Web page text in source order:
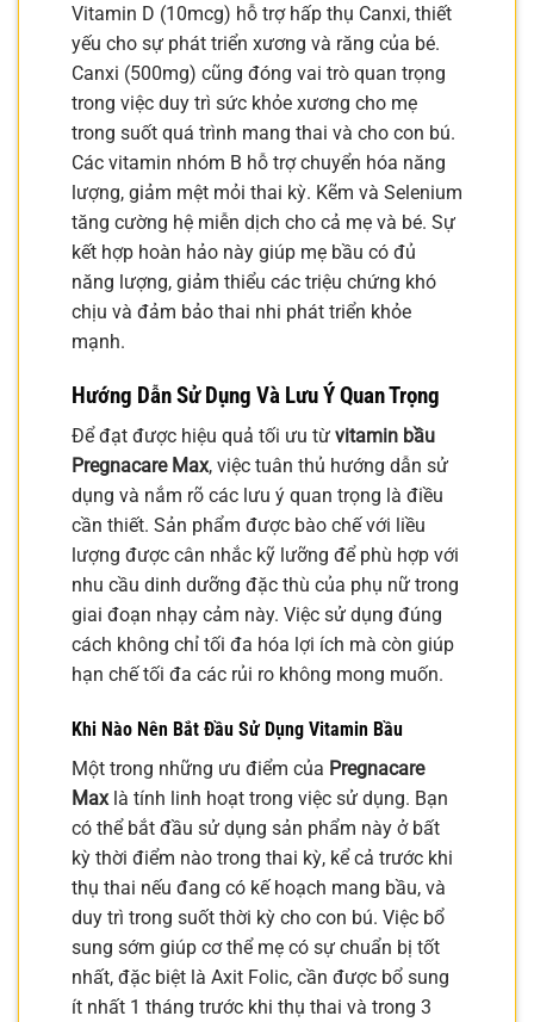
Vitamin D (10mcg) hỗ trợ hấp thụ Canxi, thiết
yếu cho sự phát triển xương và răng của bé.
Canxi (500mg) cũng đóng vai trò quan trọng
trong việc duy trì sức khỏe xương cho mẹ
trong suốt quá trình mang thai và cho con bú.
Các vitamin nhóm B hỗ trợ chuyển hóa năng
lượng, giảm mệt mỏi thai kỳ. Kẽm và Selenium
tăng cường hệ miễn dịch cho cả mẹ và bé. Sự
kết hợp hoàn hảo này giúp mẹ bầu có đủ
năng lượng, giảm thiểu các triệu chứng khó
chịu và đảm bảo thai nhi phát triển khỏe
mạnh.
Hướng Dẫn Sử Dụng Và Lưu Ý Quan Trọng
Để đạt được hiệu quả tối ưu từ vitamin bầu
Pregnacare Max, việc tuân thủ hướng dẫn sử
dụng và nắm rõ các lưu ý quan trọng là điều
cần thiết. Sản phẩm được bào chế với liều
lượng được cân nhắc kỹ lưỡng để phù hợp với
nhu cầu dinh dưỡng đặc thù của phụ nữ trong
giai đoạn nhạy cảm này. Việc sử dụng đúng
cách không chỉ tối đa hóa lợi ích mà còn giúp
hạn chế tối đa các rủi ro không mong muốn.
Khi Nào Nên Bắt Đầu Sử Dụng Vitamin Bầu
Một trong những ưu điểm của Pregnacare
Maxlà tính linh hoạt trong việc sử dụng. Bạn
có thể bắt đầu sử dụng sản phẩm này ở bất
kỳ thời điểm nào trong thai kỳ, kể cả trước khi
thụ thai nếu đang có kế hoạch mang bầu, và
duy trì trong suốt thời kỳ cho con bú. Việc bổ
sung sớm giúp cơ thể mẹ có sự chuẩn bị tốt
nhất, đặc biệt là Axit Folic, cần được bổ sung
ít nhất 1 tháng trước khi thụ thai và trong 3